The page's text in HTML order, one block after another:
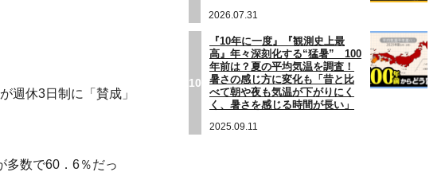
週休3日制に「賛成」
多数で60．6％だっ
2026.07.31
10
『10年に一度』『観測史上最
高』年々深刻化する“猛暑” 100
年前は？夏の平均気温を調査！
暑さの感じ方に変化も「昔と比
べて朝や夜も気温が下がりにく
く、暑さを感じる時間が長い」
2025.09.11